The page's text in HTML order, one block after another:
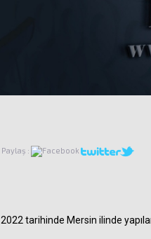
Paylaş :
tarihinde Mersin ilinde